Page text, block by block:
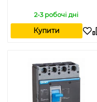
2-3 робочі дні
Купити